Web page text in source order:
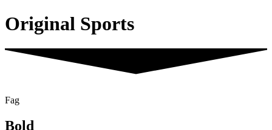
Original Sports
Fag
Bold